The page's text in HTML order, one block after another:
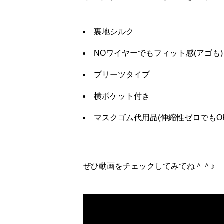
裏地シルク
NOワイヤーでもフィット感(アゴも)
プリーツタイプ
横ポケット付き
マスクゴム代用品(伸縮性ゼロでも
ぜひ動画をチェックしてみてね＾＾♪